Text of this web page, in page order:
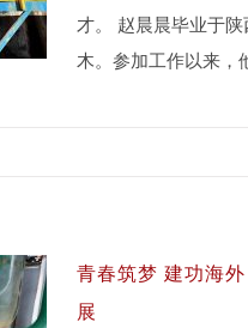
才。 赵晨晨毕业于
木。参加工作以来，
青春筑梦 建功海
展